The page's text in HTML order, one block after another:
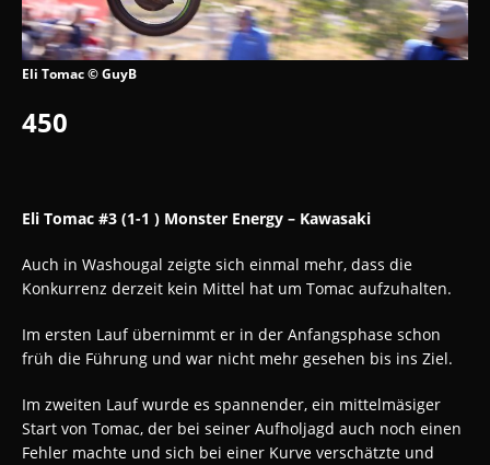
Eli Tomac © GuyB
450
Eli Tomac #3 (1-1 ) Monster Energy – Kawasaki
Auch in Washougal zeigte sich einmal mehr, dass die
Konkurrenz derzeit kein Mittel hat um Tomac aufzuhalten.
Im ersten Lauf übernimmt er in der Anfangsphase schon
früh die Führung und war nicht mehr gesehen bis ins Ziel.
Im zweiten Lauf wurde es spannender, ein mittelmäsiger
Start von Tomac, der bei seiner Aufholjagd auch noch einen
Fehler machte und sich bei einer Kurve verschätzte und